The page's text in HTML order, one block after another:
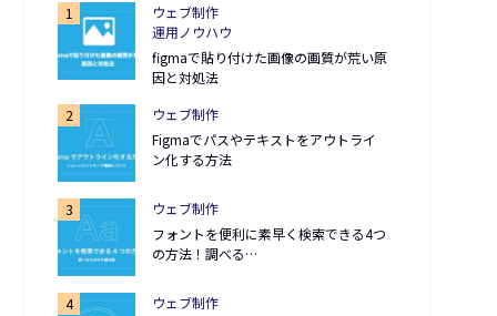
ウェブ制作
運用ノウハウ
figmaで貼り付けた画像の画質が荒い原
因と対処法
ウェブ制作
Figmaでパスやテキストをアウトライ
ン化する方法
ウェブ制作
フォントを便利に素早く検索できる4つ
の方法！調べる…
ウェブ制作